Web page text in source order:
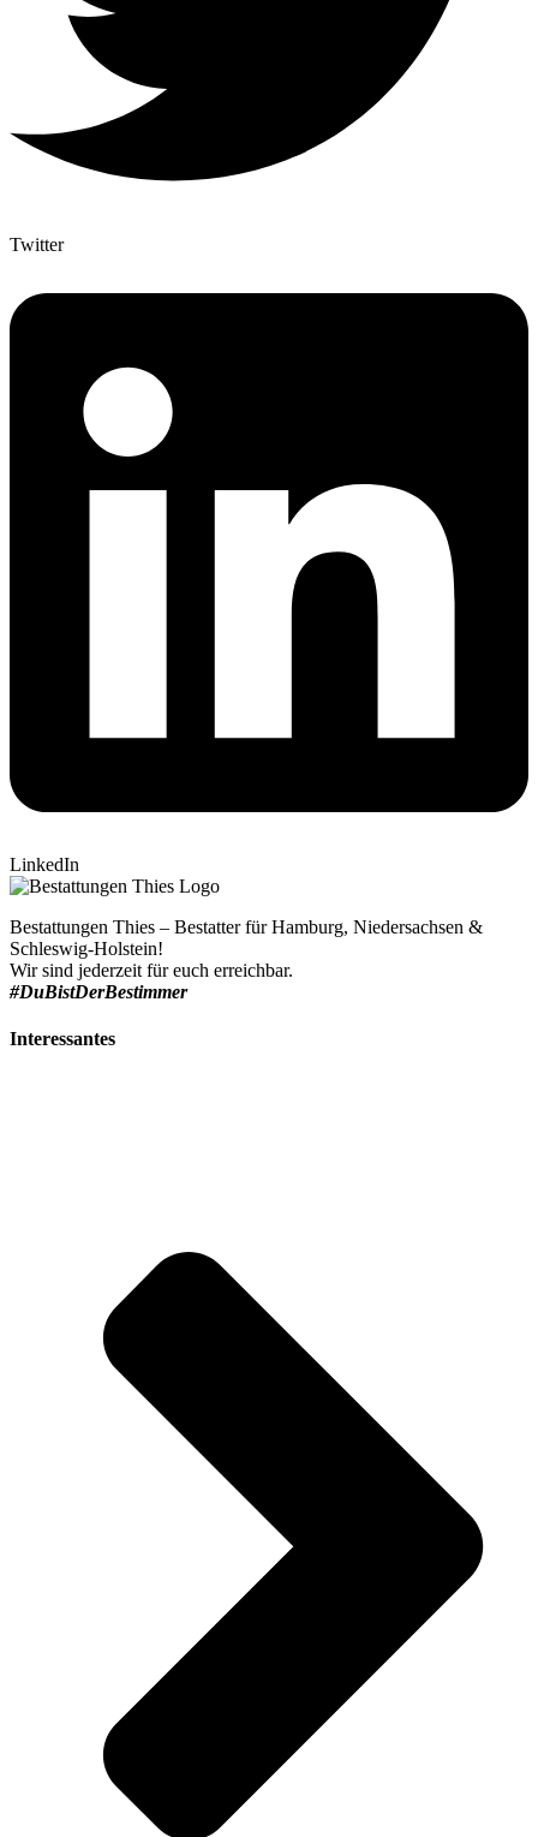
Twitter
LinkedIn
Bestattungen Thies – Bestatter für Hamburg, Niedersachsen &
Schleswig-Holstein!
Wir sind jederzeit für euch erreichbar.
#DuBistDerBestimmer
Interessantes